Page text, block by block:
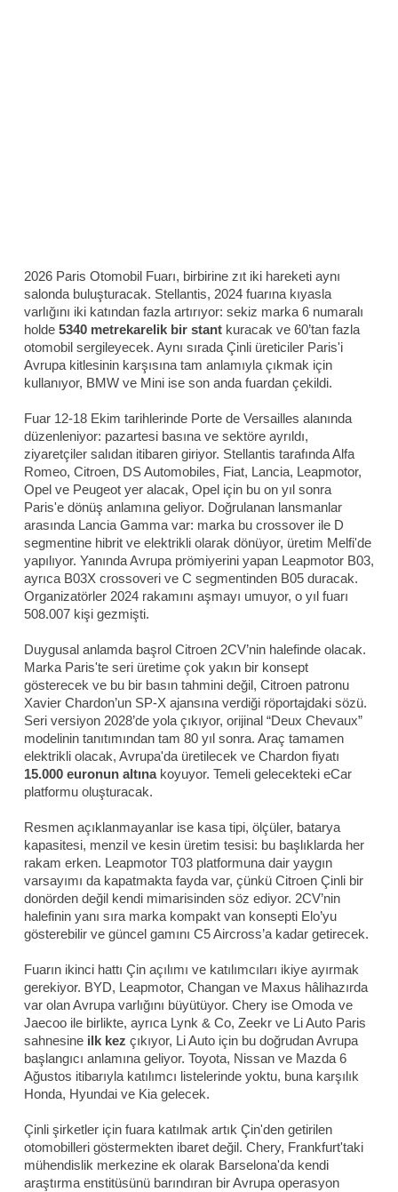
2026 Paris Otomobil Fuarı, birbirine zıt iki hareketi aynı
salonda buluşturacak. Stellantis, 2024 fuarına kıyasla
varlığını iki katından fazla artırıyor: sekiz marka 6 numaralı
holde 5340 metrekarelik bir stant kuracak ve 60’tan fazla
otomobil sergileyecek. Aynı sırada Çinli üreticiler Paris'i
Avrupa kitlesinin karşısına tam anlamıyla çıkmak için
kullanıyor, BMW ve Mini ise son anda fuardan çekildi.
Fuar 12-18 Ekim tarihlerinde Porte de Versailles alanında
düzenleniyor: pazartesi basına ve sektöre ayrıldı,
ziyaretçiler salıdan itibaren giriyor. Stellantis tarafında Alfa
Romeo, Citroen, DS Automobiles, Fiat, Lancia, Leapmotor,
Opel ve Peugeot yer alacak, Opel için bu on yıl sonra
Paris'e dönüş anlamına geliyor. Doğrulanan lansmanlar
arasında Lancia Gamma var: marka bu crossover ile D
segmentine hibrit ve elektrikli olarak dönüyor, üretim Melfi'de
yapılıyor. Yanında Avrupa prömiyerini yapan Leapmotor B03,
ayrıca B03X crossoveri ve C segmentinden B05 duracak.
Organizatörler 2024 rakamını aşmayı umuyor, o yıl fuarı
508.007 kişi gezmişti.
Duygusal anlamda başrol Citroen 2CV’nin halefinde olacak.
Marka Paris'te seri üretime çok yakın bir konsept
gösterecek ve bu bir basın tahmini değil, Citroen patronu
Xavier Chardon’un SP-X ajansına verdiği röportajdaki sözü.
Seri versiyon 2028’de yola çıkıyor, orijinal “Deux Chevaux”
modelinin tanıtımından tam 80 yıl sonra. Araç tamamen
elektrikli olacak, Avrupa'da üretilecek ve Chardon fiyatı
15.000 euronun altınakoyuyor. Temeli gelecekteki eCar
platformu oluşturacak.
Resmen açıklanmayanlar ise kasa tipi, ölçüler, batarya
kapasitesi, menzil ve kesin üretim tesisi: bu başlıklarda her
rakam erken. Leapmotor T03 platformuna dair yaygın
varsayımı da kapatmakta fayda var, çünkü Citroen Çinli bir
donörden değil kendi mimarisinden söz ediyor. 2CV’nin
halefinin yanı sıra marka kompakt van konsepti Elo’yu
gösterebilir ve güncel gamını C5 Aircross’a kadar getirecek.
Fuarın ikinci hattı Çin açılımı ve katılımcıları ikiye ayırmak
gerekiyor. BYD, Leapmotor, Changan ve Maxus hâlihazırda
var olan Avrupa varlığını büyütüyor. Chery ise Omoda ve
Jaecoo ile birlikte, ayrıca Lynk & Co, Zeekr ve Li Auto Paris
sahnesine ilk kez çıkıyor, Li Auto için bu doğrudan Avrupa
başlangıcı anlamına geliyor. Toyota, Nissan ve Mazda 6
Ağustos itibarıyla katılımcı listelerinde yoktu, buna karşılık
Honda, Hyundai ve Kia gelecek.
Çinli şirketler için fuara katılmak artık Çin'den getirilen
otomobilleri göstermekten ibaret değil. Chery, Frankfurt'taki
mühendislik merkezine ek olarak Barselona'da kendi
araştırma enstitüsünü barındıran bir Avrupa operasyon